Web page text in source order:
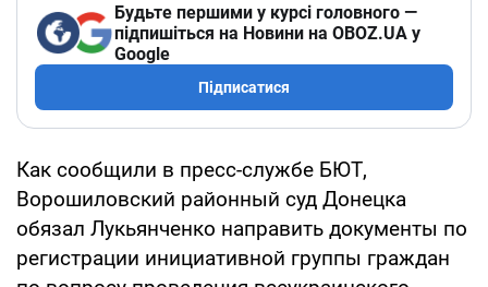
Будьте першими у курсі головного —
підпишіться на Новини на OBOZ.UA у
Google
Підписатися
Как сообщили в пресс-службе БЮТ,
Ворошиловский районный суд Донецка
обязал Лукьянченко направить документы по
регистрации инициативной группы граждан